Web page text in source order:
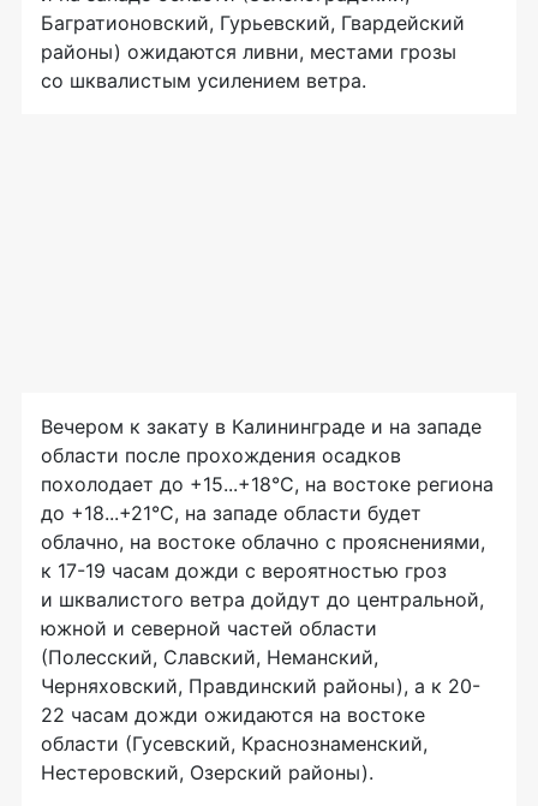
Багратионовский, Гурьевский, Гвардейский
районы) ожидаются ливни, местами грозы
со шквалистым усилением ветра.
Вечером к закату в Калининграде и на западе
области после прохождения осадков
похолодает до +15...+18°С, на востоке региона
до +18...+21°С, на западе области будет
облачно, на востоке облачно с прояснениями,
к 17-19 часам дожди с вероятностью гроз
и шквалистого ветра дойдут до центральной,
южной и северной частей области
(Полесский, Славский, Неманский,
Черняховский, Правдинский районы), а к 20-
22 часам дожди ожидаются на востоке
области (Гусевский, Краснознаменский,
Нестеровский, Озерский районы).